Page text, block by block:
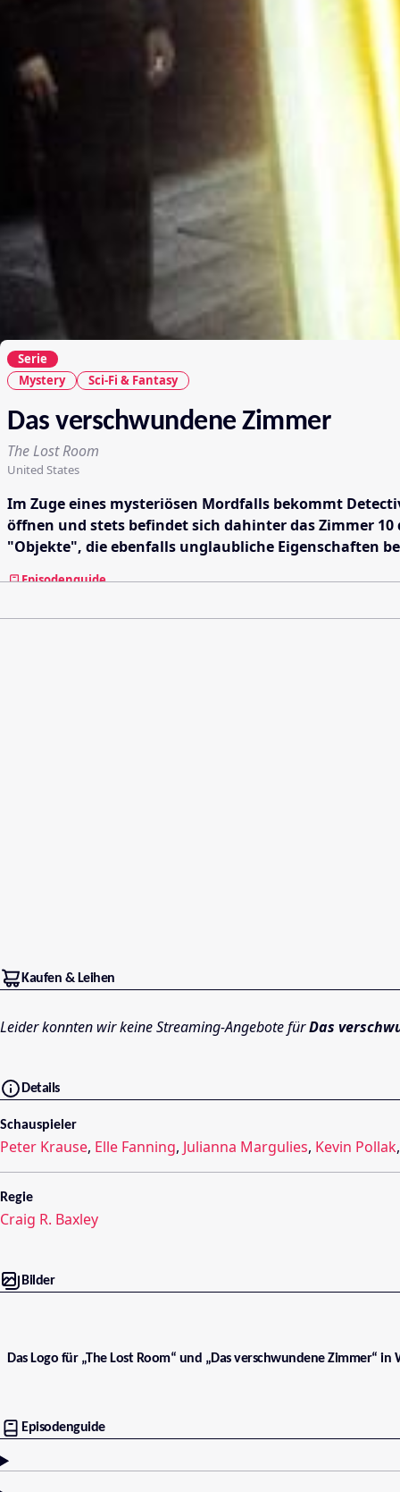
Serie
Mystery
Sci-Fi & Fantasy
Das verschwundene Zimmer
The Lost Room
United States
Im Zuge eines mysteriösen Mordfalls bekommt
öffnen und stets befindet sich dahinter das Zimmer
"Objekte", die ebenfalls unglaubliche Eigenschaften
Episodenguide
Kaufen & Leihen
Leider konnten wir keine Streaming-Angebote fürDas
Details
Schauspieler
Peter Krause, Elle Fanning, Julianna Margulies, Kevin Pollak
Regie
Craig R. Baxley
Bilder
Das Logo für „The Lost Room“ und „Das verschwundene Zimmer“
Episodenguide